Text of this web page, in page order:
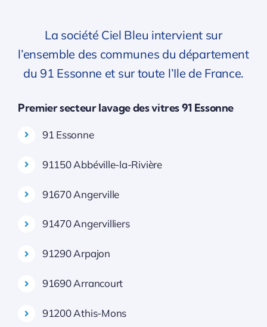
La société Ciel Bleu intervient sur
l’ensemble des communes du département
du 91 Essonne et sur toute l’Ile de France.
Premier secteur lavage des vitres 91 Essonne
91 Essonne
91150 Abbéville-la-Rivière
91670 Angerville
91470 Angervilliers
91290 Arpajon
91690 Arrancourt
91200 Athis-Mons